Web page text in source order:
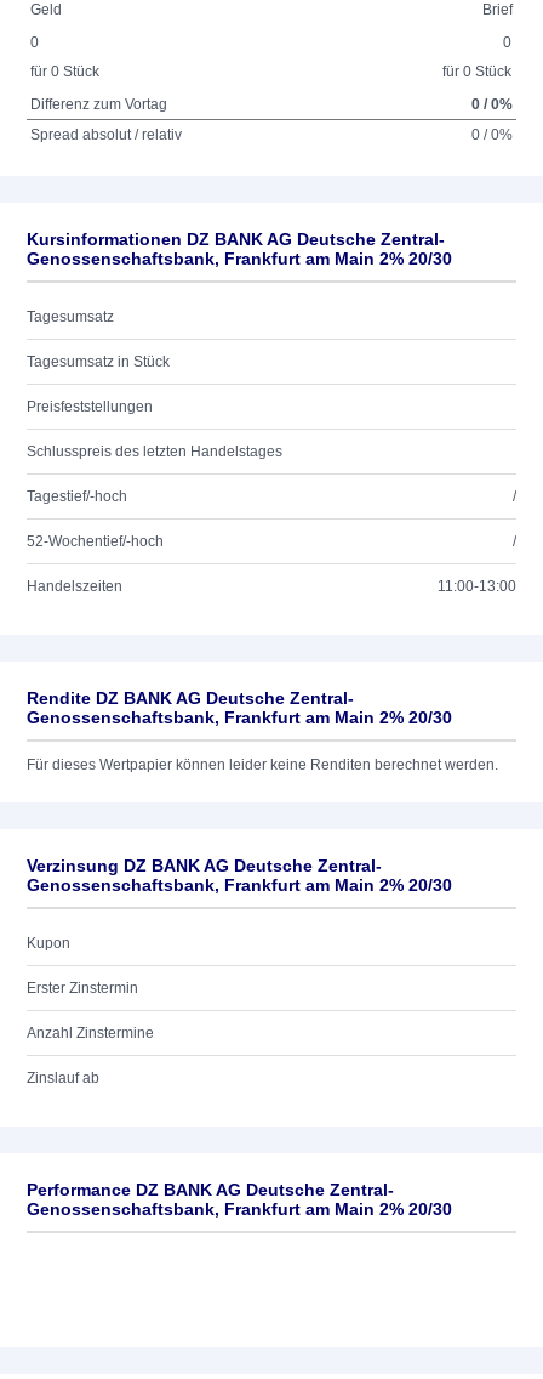
Geld
Brief
0
für 0 Stück
0
für 0 Stück
Differenz zum Vortag
0 / 0%
Spread absolut / relativ
0 / 0%
Kursinformationen DZ BANK AG Deutsche Zentral-
Genossenschaftsbank, Frankfurt am Main 2% 20/30
Tagesumsatz
Tagesumsatz in Stück
Preisfeststellungen
Schlusspreis des letzten Handelstages
Tagestief/-hoch /
52-Wochentief/-hoch /
Handelszeiten 11:00-13:00
Rendite DZ BANK AG Deutsche Zentral-
Genossenschaftsbank, Frankfurt am Main 2% 20/30
Für dieses Wertpapier können leider keine Renditen berechnet werden.
Verzinsung DZ BANK AG Deutsche Zentral-
Genossenschaftsbank, Frankfurt am Main 2% 20/30
Kupon
Erster Zinstermin
Anzahl Zinstermine
Zinslauf ab
Performance DZ BANK AG Deutsche Zentral-
Genossenschaftsbank, Frankfurt am Main 2% 20/30